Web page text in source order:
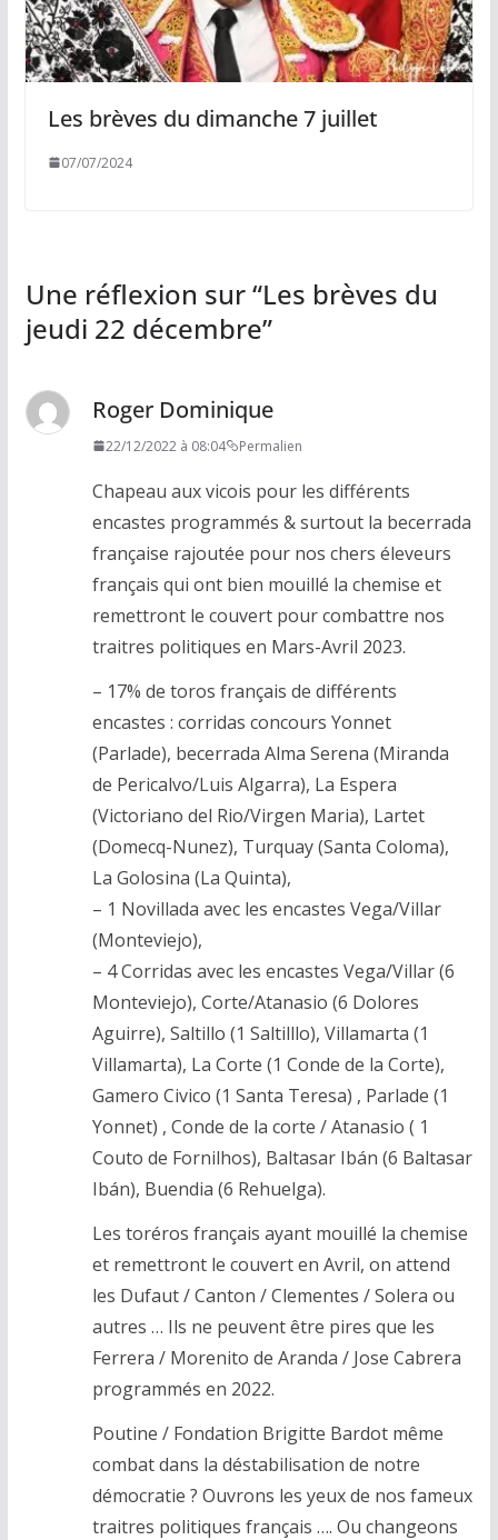
Les brèves du dimanche 7 juillet
07/07/2024
Une réflexion sur “Les brèves du
jeudi 22 décembre”
Roger Dominique
22/12/2022 à 08:04 Permalien
Chapeau aux vicois pour les différents
encastes programmés & surtout la becerrada
française rajoutée pour nos chers éleveurs
français qui ont bien mouillé la chemise et
remettront le couvert pour combattre nos
traitres politiques en Mars-Avril 2023.
– 17% de toros français de différents
encastes : corridas concours Yonnet
(Parlade), becerrada Alma Serena (Miranda
de Pericalvo/Luis Algarra), La Espera
(Victoriano del Rio/Virgen Maria), Lartet
(Domecq-Nunez), Turquay (Santa Coloma),
La Golosina (La Quinta),
– 1 Novillada avec les encastes Vega/Villar
(Monteviejo),
– 4 Corridas avec les encastes Vega/Villar (6
Monteviejo), Corte/Atanasio (6 Dolores
Aguirre), Saltillo (1 Saltilllo), Villamarta (1
Villamarta), La Corte (1 Conde de la Corte),
Gamero Civico (1 Santa Teresa) , Parlade (1
Yonnet) , Conde de la corte / Atanasio ( 1
Couto de Fornilhos), Baltasar Ibán (6 Baltasar
Ibán), Buendia (6 Rehuelga).
Les toréros français ayant mouillé la chemise
et remettront le couvert en Avril, on attend
les Dufaut / Canton / Clementes / Solera ou
autres … Ils ne peuvent être pires que les
Ferrera / Morenito de Aranda / Jose Cabrera
programmés en 2022.
Poutine / Fondation Brigitte Bardot même
combat dans la déstabilisation de notre
démocratie ? Ouvrons les yeux de nos fameux
traitres politiques français …. Ou changeons